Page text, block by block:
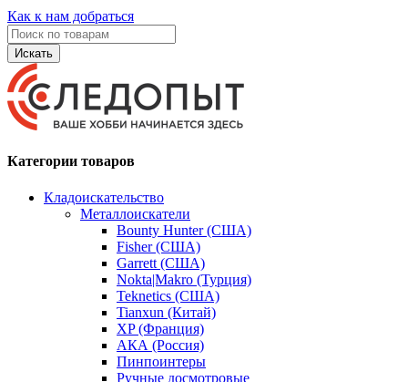
Как к нам добраться
Искать
Категории товаров
Кладоискательство
Металлоискатели
Bounty Hunter (США)
Fisher (США)
Garrett (США)
Nokta|Makro (Турция)
Teknetics (США)
Tianxun (Китай)
XP (Франция)
АКА (Россия)
Пинпоинтеры
Ручные досмотровые